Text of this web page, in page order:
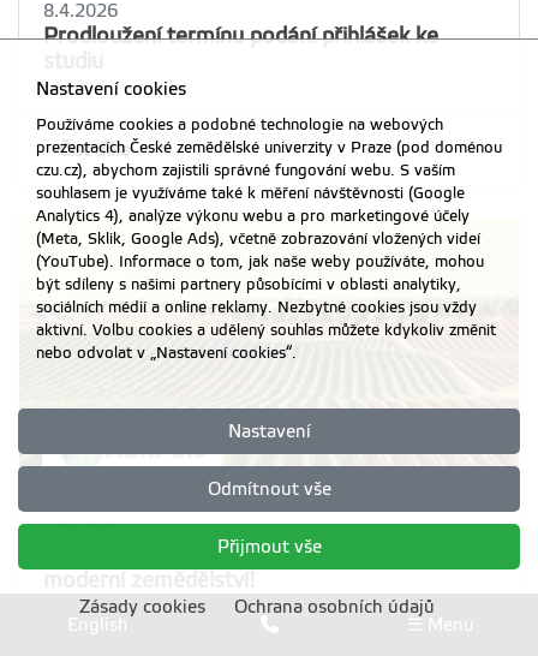
8.4.2026
Prodloužení termínu podání přihlášek ke
Číst dále
16.3.2026
AGRI GIS – nový evropský projekt pro
English ☰ Menu
Nastavení cookies
Používáme cookies a podobné technologie na webových
prezentacích České zemědělské univerzity v Praze (pod doménou
czu.cz), abychom zajistili správné fungování webu. S vaším
souhlasem je využíváme také k měření návštěvnosti (Google
Analytics 4), analýze výkonu webu a pro marketingové účely
(Meta, Sklik, Google Ads), včetně zobrazování vložených videí
(YouTube). Informace o tom, jak naše weby používáte, mohou
být sdíleny s našimi partnery působícími v oblasti analytiky,
sociálních médií a online reklamy. Nezbytné cookies jsou vždy
aktivní. Volbu cookies a udělený souhlas můžete kdykoliv změnit
nebo odvolat v „Nastavení cookies“.
Nastavení
Odmítnout vše
Přijmout vše
Zásady cookies Ochrana osobních údajů